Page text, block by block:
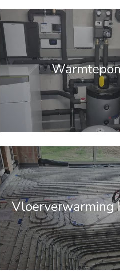
'.get_the_title().'
'.get_the_title().'
Vloerverwarming